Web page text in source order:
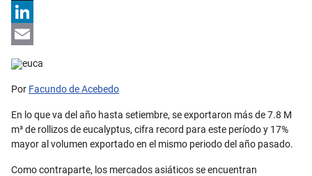
X
LinkedIn
Email
Por Facundo de Acebedo
En lo que va del año hasta setiembre, se exportaron más de 7.8 M
m³ de rollizos de eucalyptus, cifra record para este período y 17%
mayor al volumen exportado en el mismo periodo del año pasado.
Como contraparte, los mercados asiáticos se encuentran